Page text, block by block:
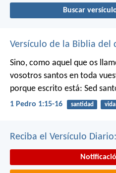
Buscar
Versículo de la Biblia del
Sino, como aquel que os
vosotros santos en toda
porque escrito está: Sed
1 Pedro 1:15-16 santidad vida
Reciba el Versículo Diario: